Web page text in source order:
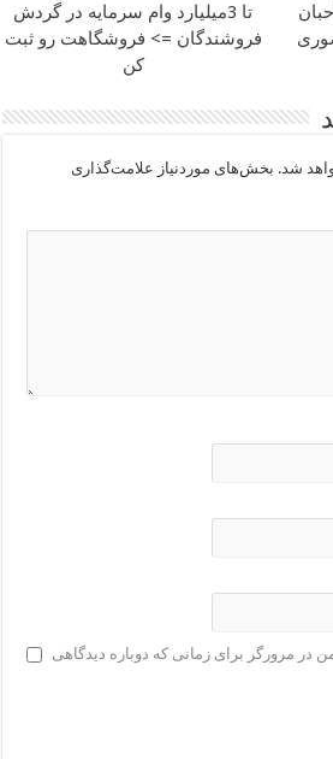
تا 3میلیارد وام سرمایه در گردش
فروشندگان => فروشگاهت رو ثبت
کن
شد. بخش‌های موردنیاز علامت‌گذاری
در مرورگر برای زمانی که دوباره دیدگاهی